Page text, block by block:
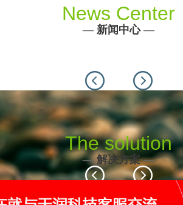
News Center
— 新闻中心—
Previous Next
The solution
—解决方案—
Previous Next